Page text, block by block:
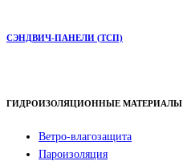
СЭНДВИЧ-ПАНЕЛИ (ТСП)
ГИДРОИЗОЛЯЦИОННЫЕ МАТЕРИАЛЫ
Ветро-влагозащита
Пароизоляция